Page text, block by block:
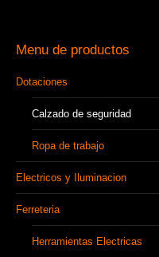
Menu de productos
Dotaciones
Calzado de seguridad
Ropa de trabajo
Electricos y Iluminacion
Ferreteria
Herramientas Electricas